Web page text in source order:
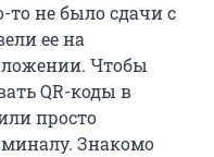
то не было сдачи с
ее на
Чтобы
QR-коды в
просто
Знакомо